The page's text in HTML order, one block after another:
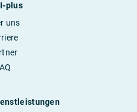
plus
uns